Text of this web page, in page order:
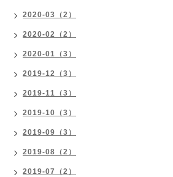
2020-03（2）
2020-02（2）
2020-01（3）
2019-12（3）
2019-11（3）
2019-10（3）
2019-09（3）
2019-08（2）
2019-07（2）